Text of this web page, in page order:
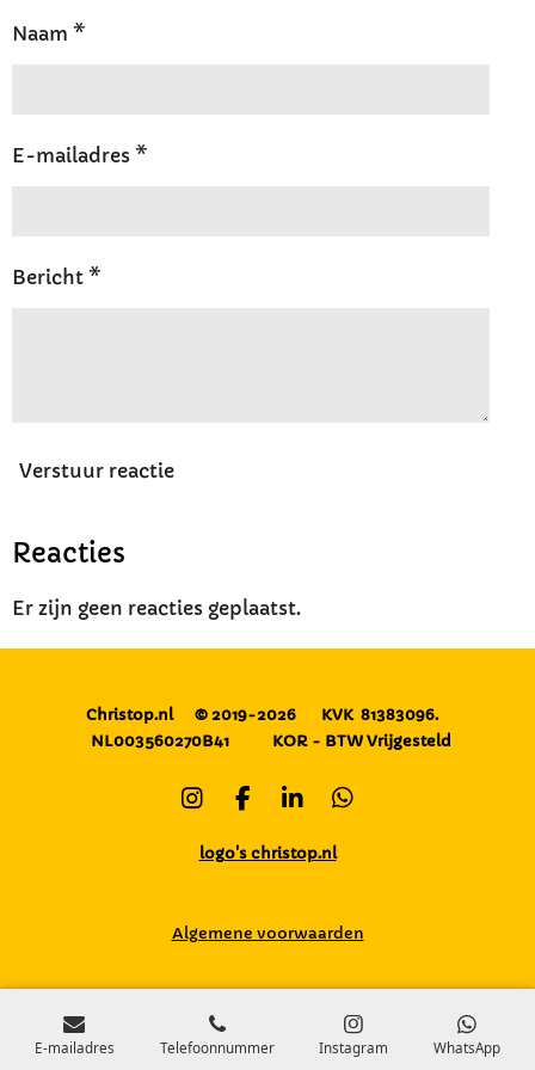
Naam *
E-mailadres *
Bericht *
Verstuur reactie
Reacties
Er zijn geen reacties geplaatst.
Christop.nl © 2019-2026
KVK 81383096.
NL003560270B41 KOR - BTW Vrijgesteld
I
r
m
F
c
o
L
n
I
W
A
p
logo's christop.nl
Algemene voorwaarden
E-mailadres Telefoonnummer Instagram WhatsApp